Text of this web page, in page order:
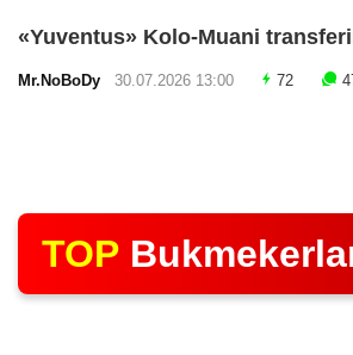
«Yuventus» Kolo-Muani
Mr.NoBoDy 30.07.2026 13:00 72
TOP